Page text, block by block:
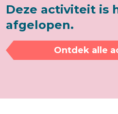
Deze activiteit is
afgelopen.
Ontdek alle